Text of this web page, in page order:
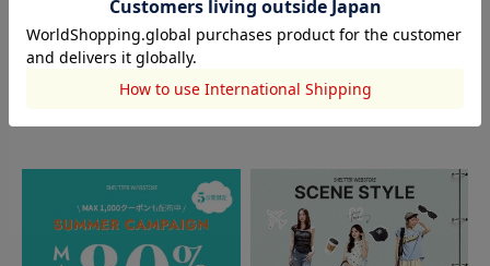
閲覧中カテゴリーのランキング
TOPICS